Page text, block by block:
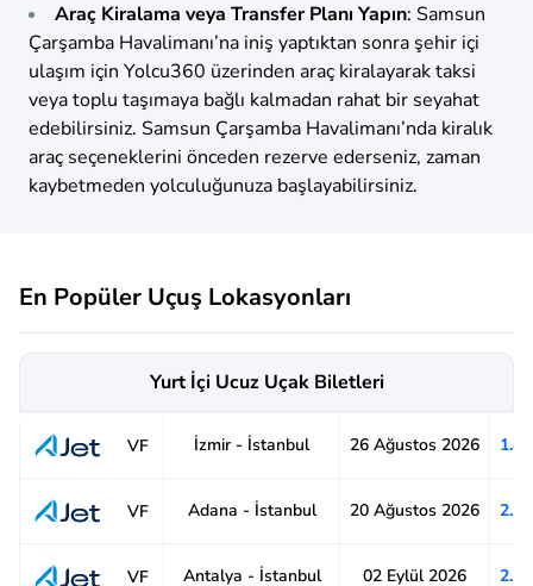
Araç Kiralama veya Transfer Planı Yapın: Samsun
Çarşamba Havalimanı’na iniş yaptıktan sonra şehir içi
ulaşım için Yolcu360 üzerinden araç kiralayarak taksi
veya toplu taşımaya bağlı kalmadan rahat bir seyahat
edebilirsiniz. Samsun Çarşamba Havalimanı’nda kiralık
araç seçeneklerini önceden rezerve ederseniz, zaman
kaybetmeden yolculuğunuza başlayabilirsiniz.
En Popüler Uçuş Lokasyonları
Yurt İçi Ucuz Uçak Biletleri
VF İzmir - İstanbul 26 Ağustos 2026
VF Adana - İstanbul 20 Ağustos 2026
VF Antalya - İstanbul 02 Eylül 2026